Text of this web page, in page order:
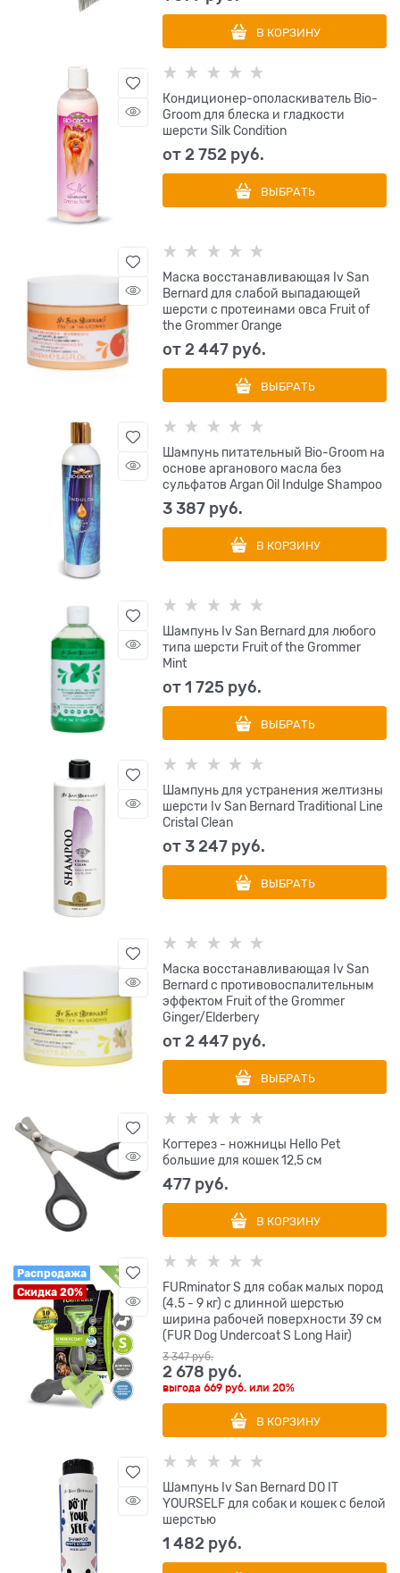
В КОРЗИНУ
Кондиционер-ополаскиватель Bio-
Groom для блеска и гладкости
шерсти Silk Condition
от2 752 руб.
ВЫБРАТЬ
Маска восстанавливающая Iv San
Bernard для слабой выпадающей
шерсти с протеинами овса Fruit of
the Grommer Orange
от2 447 руб.
ВЫБРАТЬ
Шампунь питательный Bio-Groom на
основе арганового масла без
сульфатов Argan Oil Indulge Shampoo
3 387 руб.
В КОРЗИНУ
Шампунь Iv San Bernard для любого
типа шерсти Fruit of the Grommer
Mint
от1 725 руб.
ВЫБРАТЬ
Шампунь для устранения желтизны
шерсти Iv San Bernard Traditional Line
Cristal Clean
от3 247 руб.
ВЫБРАТЬ
Маска восстанавливающая Iv San
Bernard с противовоспалительным
эффектом Fruit of the Grommer
Ginger/Elderbery
от2 447 руб.
ВЫБРАТЬ
Когтерез - ножницы Hello Pet
большие для кошек 12,5 см
477 руб.
В КОРЗИНУ
Распродажа
Скидка 20%
FURminator S для собак малых пород
(4.5 - 9 кг) с длинной шерстью
ширина рабочей поверхности 39 см
(FUR Dog Undercoat S Long Hair)
3 347 руб.
2 678 руб.
выгода669 руб. или20%
В КОРЗИНУ
Шампунь Iv San Bernard DO IT
YOURSELF для собак и кошек с белой
шерстью
1 482 руб.